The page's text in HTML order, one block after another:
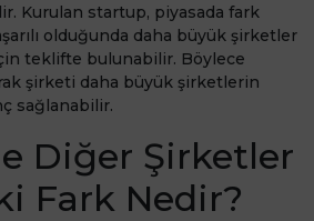
Kurulan startup, piyasada fark
olduğunda daha büyük şirketler
teklifte bulunabilir. Böylece
şirketi daha büyük şirketlerin
sağlanabilir.
Diğer Şirketler
Fark Nedir?